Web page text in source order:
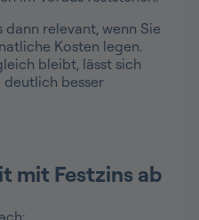
dann relevant, wenn Sie
Kosten legen.
bleibt, lässt sich
deutlich besser
mit Festzins ab